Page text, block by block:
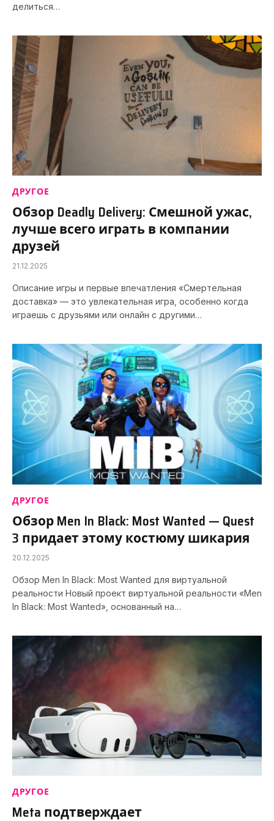
делиться…
ДРУГОЕ
Обзор Deadly Delivery: Смешной ужас,
лучше всего играть в компании
друзей
21.12.2025
Описание игры и первые впечатления «Смертельная
доставка» — это увлекательная игра, особенно когда
играешь с друзьями или онлайн с другими…
ДРУГОЕ
Обзор Men In Black: Most Wanted — Quest
3 придает этому костюму шикария
20.12.2025
Обзор Men In Black: Most Wanted для виртуальной
реальности Новый проект виртуальной реальности «Men
In Black: Most Wanted», основанный на…
ДРУГОЕ
Meta подтверждает